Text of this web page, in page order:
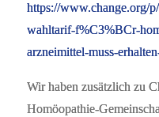
https://www.change.org/
wahltarif-f%C3%BCr-
arzneimittel-muss-
Wir haben zusätzlich zu
Homöopathie-